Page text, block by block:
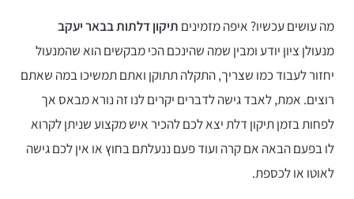
מה עושים עכשיו? איפה מזמינים תיקון דלתות בבאר יעקב
מנעולן ציון יודע ומבין שמה שהינכם הכי מבקשים הוא שהמנעול
יחזור לעבוד כמו שצריך, התקלה תתוקן ואתם תמשיכו במה שאתם
רוצים. אמת, לאבד גישה לדברים יקרים לנו זה נורא מבאס אך
לפחות בזמן תיקון דלת יצא לכם להכיר איש מקצוע שניתן לקרוא
לו בפעם הבאה אם קרה ועוד פעם ננעלתם בחוץ או אין לכם גישה
לאוטו או לכספת.